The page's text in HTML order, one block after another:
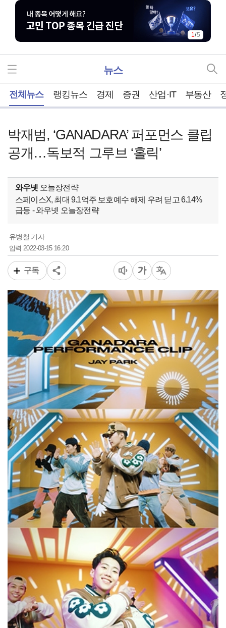
1/5
뉴스
전체뉴스 랭킹뉴스 경제 증권 산업·IT 부동산
박재범, ‘GANADARA’ 퍼포먼스 클립
공개…독보적 그루브 ‘홀릭’
와우넷 오늘장전략
스페이스X, 최대 9.1억주 보호예수 해제 우려 딛고 6.14%
급등 - 와우넷 오늘장전략
유병철 기자
입력2022-03-15 16:20
구독